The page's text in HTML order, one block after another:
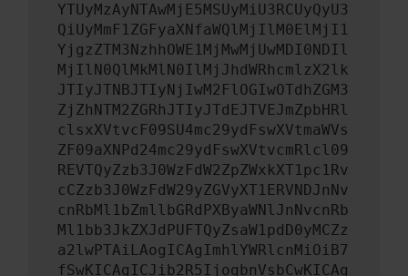
YTUyMzAyNTAwMjE5MSUyMiU3RCUyQyU3
QiUyMmF1ZGFyaXNfaWQlMjIlM0ElMjI1
YjgzZTM3NzhhOWE1MjMwMjUwMDI0NDIl
MjIlN0QlMkMlN0IlMjJhdWRhcmlzX2lk
JTIyJTNBJTIyNjIwM2FlOGIwOTdhZGM3
ZjZhNTM2ZGRhJTIyJTdEJTVEJmZpbHRl
clsxXVtvcF09SU4mc29ydFswXVtmaWVs
ZF09aXNPd24mc29ydFswXVtvcmRlcl09
REVTQyZzb3J0WzFdW2ZpZWxkXT1pc1Rv
cCZzb3J0WzFdW29yZGVyXT1ERVNDJnNv
cnRbMl1bZmllbGRdPXByaWNlJnNvcnRb
Ml1bb3JkZXJdPUFTQyZsaW1pdD0yMCZz
a2lwPTAiLAogICAgImhlYWRlcnMiOiB7
fSwKICAgICJib2R5IjogbnVsbCwKICAg